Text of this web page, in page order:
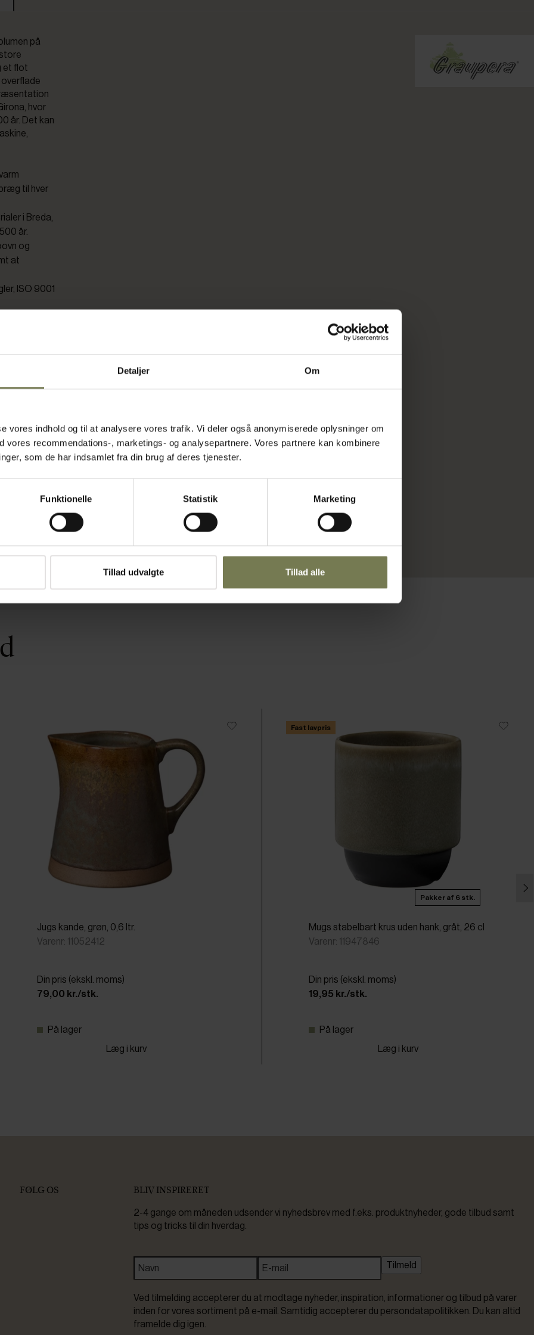
Detaljer Om
vores indhold og til at analysere vores trafik. Vi deler også anonymiserede oplysninger om
vores recommendations-, marketings- og analysepartnere. Vores partnere kan kombinere
som de har indsamlet fra din brug af deres tjenester.
Funktionelle Statistik Marketing
Tillad udvalgte Tillad alle
på
et flot
hvor
år. Det kan
til hver
i Breda,
år.
og
at
ISO 9001
er i
et
udtryk, da
været en
Med
med
Jugs kande, grøn, 0,6 ltr.
Varenr: 11052412
Din pris (ekskl. moms)
79,00 kr./stk.
På lager
Læg i kurv
Fast lavpris
Pakker af 6 stk.
Mugs stabelbart krus uden hank, gråt, 26 cl
Varenr: 11947846
Din pris (ekskl. moms)
19,95 kr./stk.
På lager
Læg i kurv
FØLG OS BLIV INSPIRERET
2-4 gange om måneden udsender vi nyhedsbrev med f.eks. produktnyheder, gode tilbud samt
tips og tricks til din hverdag.
Tilmeld
Ved tilmelding accepterer du at modtage nyheder, inspiration, informationer og tilbud på varer
inden for vores sortiment på e-mail. Samtidig accepterer du persondatapolitikken. Du kan altid
framelde dig igen.